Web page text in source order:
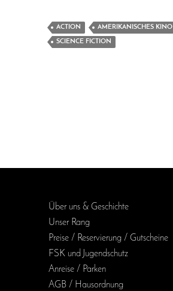
ACTION AMERIKANISCHES KINO
SCIENCE FICTION
Über uns & Geschichte
Unser Rang
Preise / Reservierung / Gutscheine
FSK und Jugendschutz
Anreise / Parken
AGB / Haus­ordnung